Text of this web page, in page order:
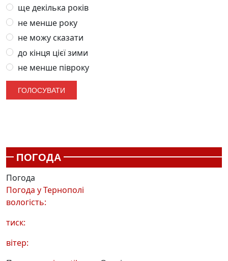
ще декілька років
не менше року
не можу сказати
до кінця цієї зими
не менше півроку
ПОГОДА
Погода
Погода уТернополі
вологість:
тиск:
вітер: